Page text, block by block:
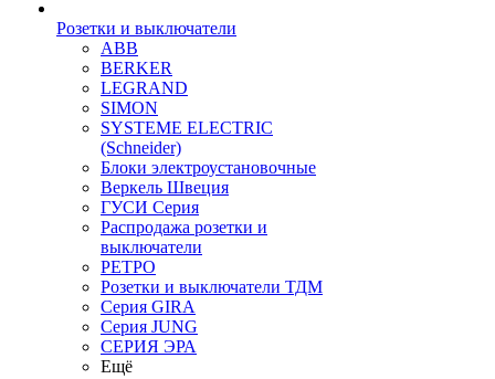
Розетки и выключатели
ABB
BERKER
LEGRAND
SIMON
SYSTEME ELECTRIC
(Schneider)
Блоки электроустановочные
Веркель Швеция
ГУСИ Серия
Распродажа розетки и
выключатели
РЕТРО
Розетки и выключатели ТДМ
Серия GIRA
Серия JUNG
СЕРИЯ ЭРА
Ещё